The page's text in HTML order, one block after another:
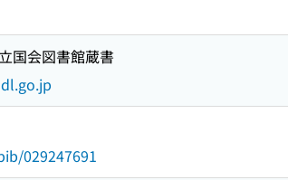
国会図書館蔵書
029247691